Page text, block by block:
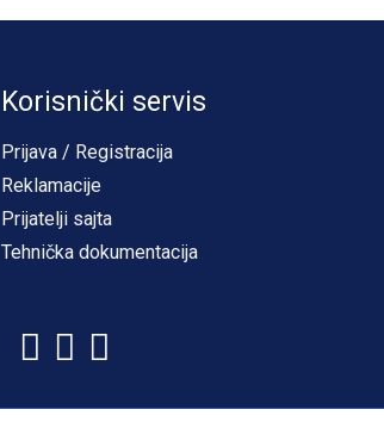
Korisnički servis
Prijava / Registracija
Reklamacije
Prijatelji sajta
Tehnička dokumentacija